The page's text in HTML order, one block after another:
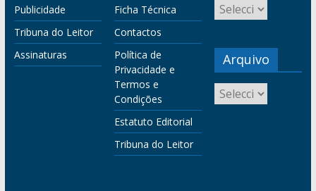
Publicidade
Tribuna do Leitor
Assinaturas
Ficha Técnica
Contactos
Política de
Privacidade e
Termos e
Condições
Estatuto Editorial
Tribuna do Leitor
Arquivo